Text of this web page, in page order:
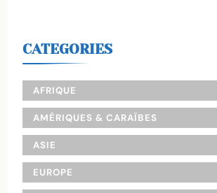
CATEGORIES
AFRIQUE
AMÉRIQUES & CARAÏBES
ASIE
EUROPE